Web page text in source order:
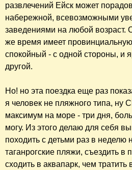
развлечений Ейск может
набережной, всевозможными
заведениями на любой возраст.
же время имеет
спокойный - с одной стороны, и
другой.
Но! но эта поездка еще раз
я человек не пляжного типа,
максимум на море - три дня,
могу. Из этого делаю для себя
походить с детьми раз в неделю
таганрогские пляжи, съездить в
сходить в аквапарк, чем тратить